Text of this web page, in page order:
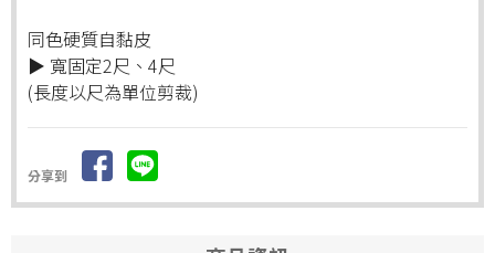
同色硬質自黏皮
▶ 寬固定2尺、4尺
(長度以尺為單位剪裁)
分享到